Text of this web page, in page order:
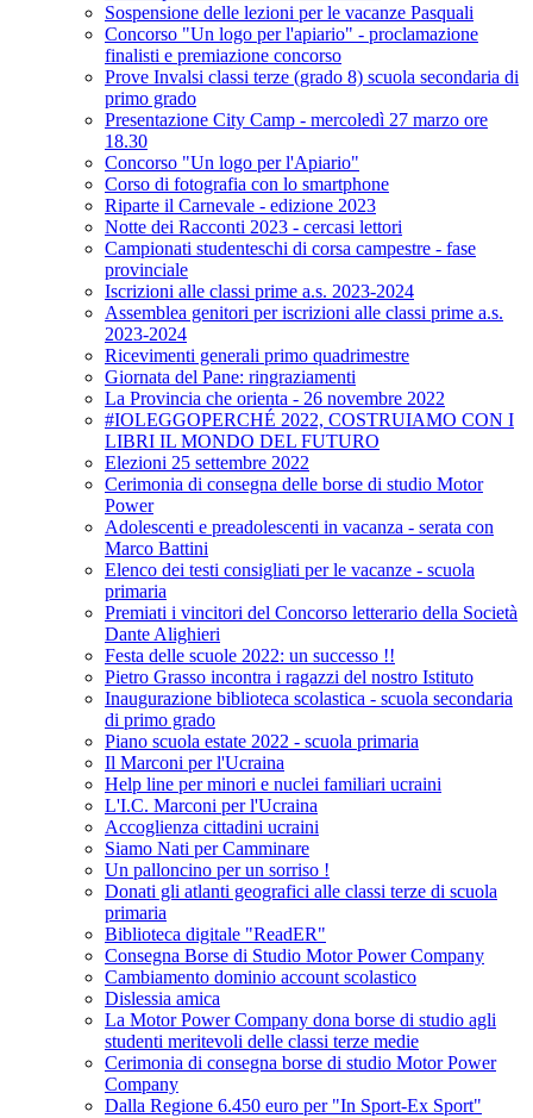
Sospensione delle lezioni per le vacanze Pasquali
Concorso "Un logo per l'apiario" - proclamazione
finalisti e premiazione concorso
Prove Invalsi classi terze (grado 8) scuola secondaria di
primo grado
Presentazione City Camp - mercoledì 27 marzo ore
18.30
Concorso "Un logo per l'Apiario"
Corso di fotografia con lo smartphone
Riparte il Carnevale - edizione 2023
Notte dei Racconti 2023 - cercasi lettori
Campionati studenteschi di corsa campestre - fase
provinciale
Iscrizioni alle classi prime a.s. 2023-2024
Assemblea genitori per iscrizioni alle classi prime a.s.
2023-2024
Ricevimenti generali primo quadrimestre
Giornata del Pane: ringraziamenti
La Provincia che orienta - 26 novembre 2022
#IOLEGGOPERCHÉ 2022, COSTRUIAMO CON I
LIBRI IL MONDO DEL FUTURO
Elezioni 25 settembre 2022
Cerimonia di consegna delle borse di studio Motor
Power
Adolescenti e preadolescenti in vacanza - serata con
Marco Battini
Elenco dei testi consigliati per le vacanze - scuola
primaria
Premiati i vincitori del Concorso letterario della Società
Dante Alighieri
Festa delle scuole 2022: un successo !!
Pietro Grasso incontra i ragazzi del nostro Istituto
Inaugurazione biblioteca scolastica - scuola secondaria
di primo grado
Piano scuola estate 2022 - scuola primaria
Il Marconi per l'Ucraina
Help line per minori e nuclei familiari ucraini
L'I.C. Marconi per l'Ucraina
Accoglienza cittadini ucraini
Siamo Nati per Camminare
Un palloncino per un sorriso !
Donati gli atlanti geografici alle classi terze di scuola
primaria
Biblioteca digitale "ReadER"
Consegna Borse di Studio Motor Power Company
Cambiamento dominio account scolastico
Dislessia amica
La Motor Power Company dona borse di studio agli
studenti meritevoli delle classi terze medie
Cerimonia di consegna borse di studio Motor Power
Company
Dalla Regione 6.450 euro per "In Sport-Ex Sport"